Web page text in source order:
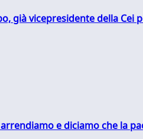
già vicepresidente della Cei
e diciamo che la